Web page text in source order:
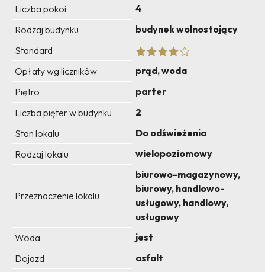
Liczba pokoi
4
Rodzaj budynku
budynek wolnostojący
Standard
Opłaty wg liczników
prąd, woda
Piętro
parter
Liczba pięter w budynku
2
Stan lokalu
Do odświeżenia
Rodzaj lokalu
wielopoziomowy
Przeznaczenie lokalu
biurowo-magazynowy,
biurowy, handlowo-
usługowy, handlowy,
usługowy
Woda
jest
Dojazd
asfalt